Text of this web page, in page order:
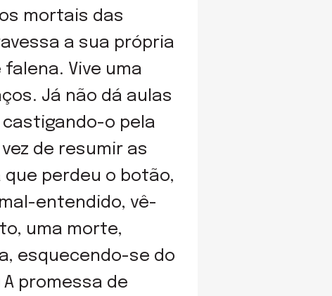
mortais das
a sua própria
Vive uma
Já não dá aulas
o pela
de resumir as
perdeu o botão,
entendido, vê-
uma morte,
esquecendo-se do
promessa de